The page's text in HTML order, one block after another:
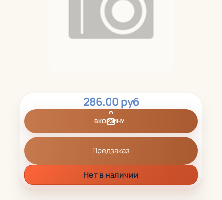
286.00 руб
В КОРЗИНУ
Предзаказ
Нет в наличии